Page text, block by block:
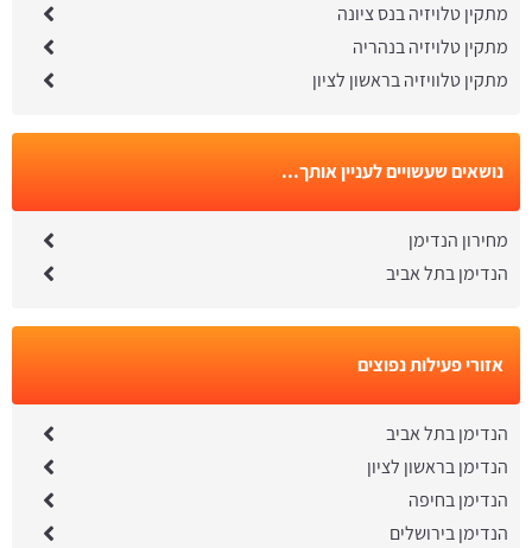
מתקין טלויזיה בנס ציונה
מתקין טלויזיה בנהריה
מתקין טלוויזיה בראשון לציון
נושאים שעשויים לעניין אותך...
מחירון הנדימן
הנדימן בתל אביב
אזורי פעילות נפוצים
הנדימן בתל אביב
הנדימן בראשון לציון
הנדימן בחיפה
הנדימן בירושלים